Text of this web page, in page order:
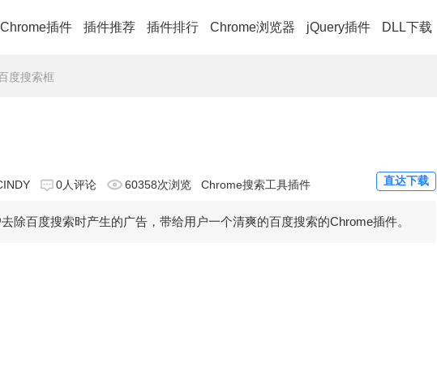
Chrome插件 插件推荐 插件排行 Chrome浏览器 jQuery插件 DLL下载
度搜索框
0人评论 60358次浏览 Chrome搜索工具插件 直达下载
除百度搜索时产生的广告，带给用户一个清爽的百度搜索的Chrome插件。